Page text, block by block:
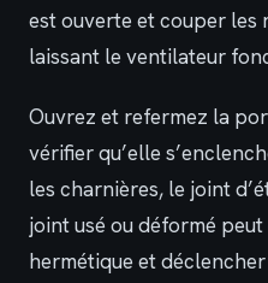
est ouverte et couper les
laissant le ventilateur
Ouvrez et refermez la
vérifier qu’elle
les charnières, le joint
joint usé ou déformé
hermétique et